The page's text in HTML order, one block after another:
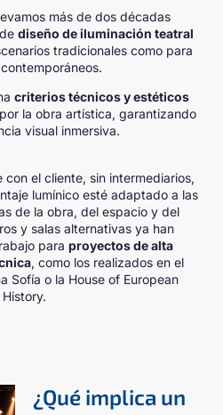
más de dos décadas
diseño de iluminación teatral
tradicionales como para
criterios técnicos y estéticos
la obra artística, garantizando
visual inmersiva.
el cliente, sin intermediarios,
lumínico esté adaptado a las
de la obra, del espacio y del
y salas alternativas ya han
para proyectos de alta
, como los realizados en el
Sofía o la House of European
History.
¿Qué implica un